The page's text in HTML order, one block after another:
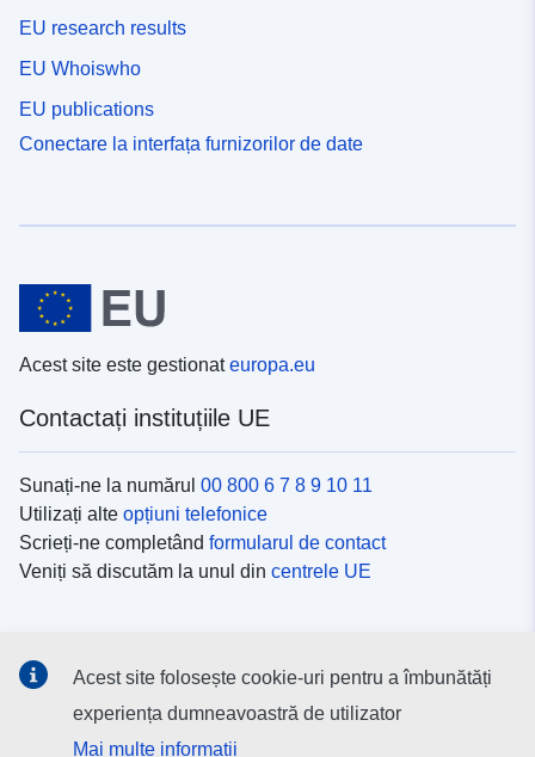
EU research results
EU Whoiswho
EU publications
Conectare la interfața furnizorilor de date
Acest site este gestionateuropa.eu
Contactați instituțiile UE
Sunați-ne la numărul 00 800 6 7 8 9 10 11
Utilizați alte opțiuni telefonice
Scrieți-ne completând formularul de contact
Veniți să discutăm la unul din centrele UE
Descoperiți canalele UEpe rețelele sociale
Acest site folosește cookie-uri pentru a îmbunătăți
experiența dumneavoastră de utilizator
Mai multe informații